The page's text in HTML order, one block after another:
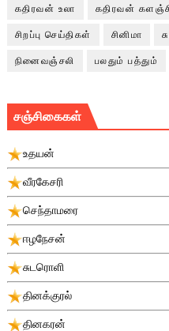
கதிரவன் உலா கதிரவன்
சிறப்பு செய்திகள் சினிமா
நினைவஞ்சலி பலதும் பத்தும்
சஞ்சிகைகள்
உதயன்
வீரகேசரி
செந்தாமரை
ஈழநேசன்
சுடரொளி
தினக்குரல்
தினகரன்